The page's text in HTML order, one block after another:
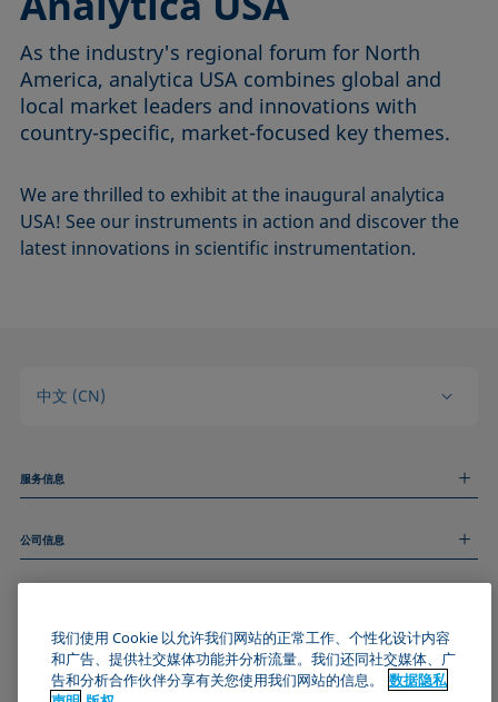
As the industry's regional forum for North
America, analytica USA combines global and
local market leaders and innovations with
country-specific, market-focused key themes.
We are thrilled to exhibit at the inaugural analytica
USA! See our instruments in action and discover the
latest innovations in scientific instrumentation.
中文 (CN)
服务信息
技术服务
和我们取得联系
公司信息
关于我们
数据隐私声明
Cookie政策
加入KRÜSS社区
我们使用 Cookie 以允许我们网站的正常工作、个性化设计内容
和广告、提供社交媒体功能并分析流量。我们还同社交媒体、广
告和分析合作伙伴分享有关您使用我们网站的信息。
数据隐私